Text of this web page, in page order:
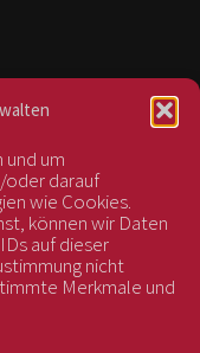
um
oder darauf
wie Cookies.
können wir Daten
auf dieser
nicht
Merkmale und